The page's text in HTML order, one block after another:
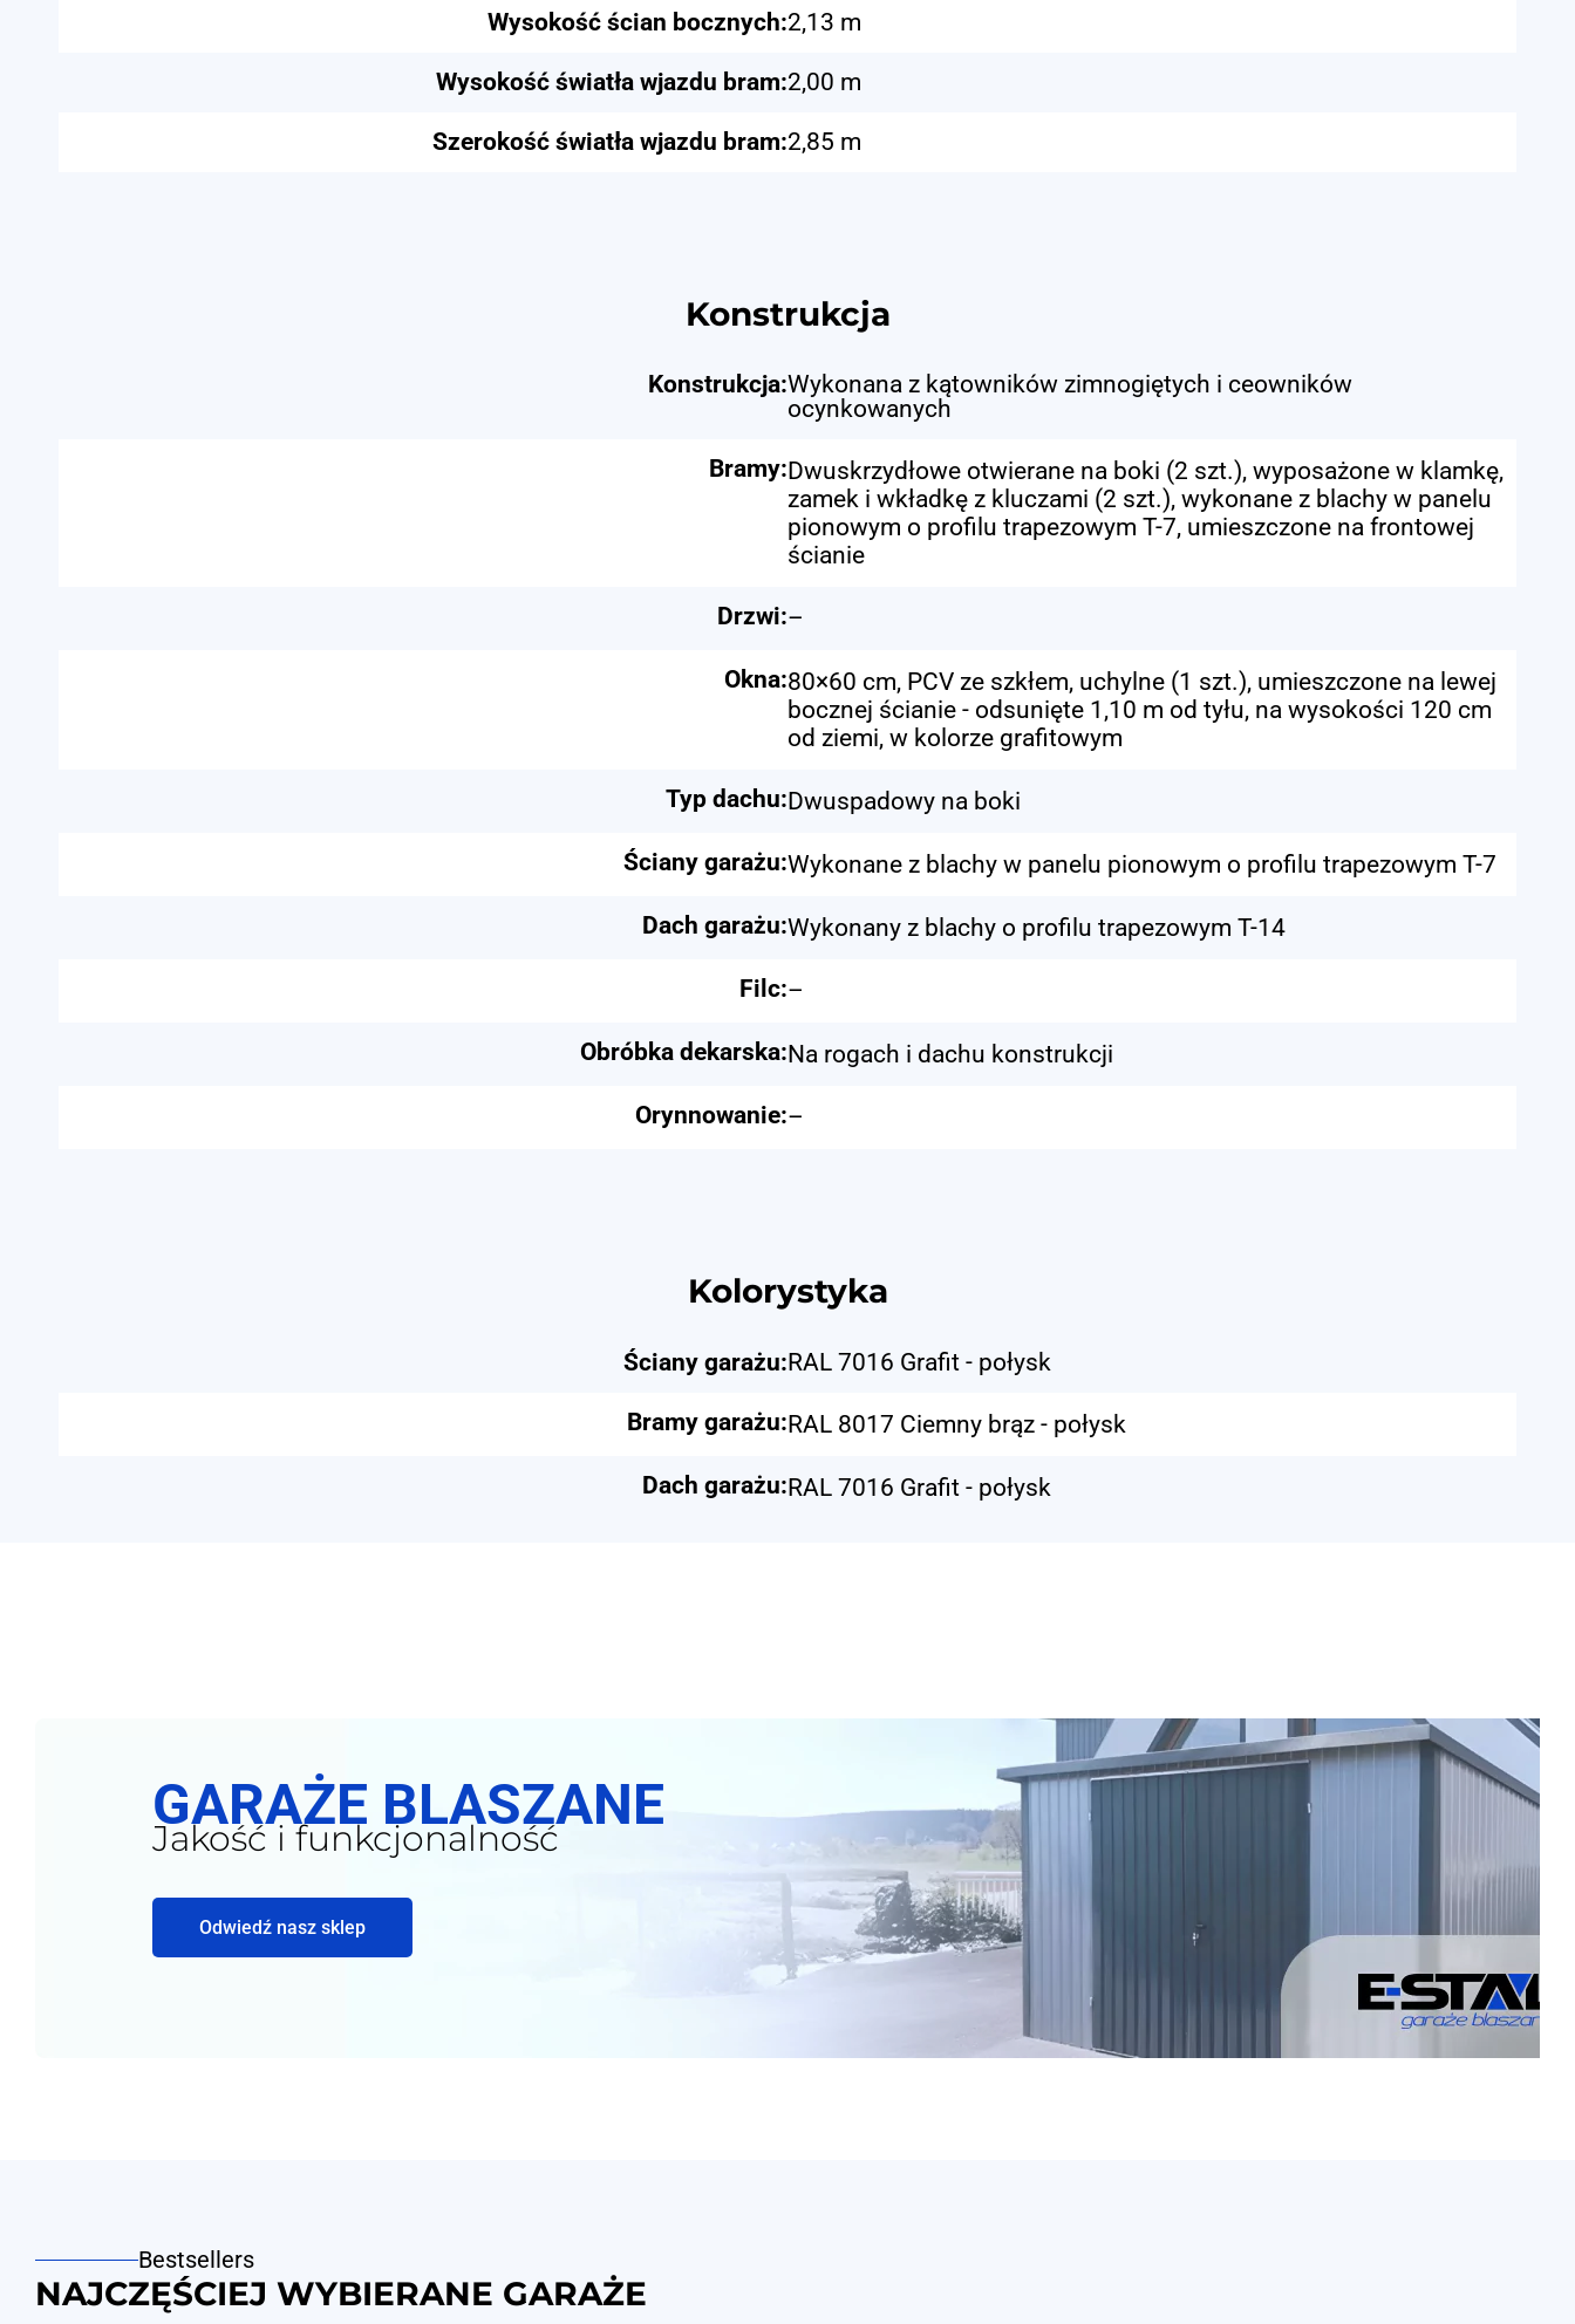
Wysokość ścian bocznych:2,13 m
Wysokość światła wjazdu bram:2,00 m
Szerokość światła wjazdu bram:2,85 m
Konstrukcja
Konstrukcja:Wykonana z kątowników zimnogiętych i ceowników
ocynkowanych
Bramy:Dwuskrzydłowe otwierane na boki (2 szt.), wyposażone w klamkę,
zamek i wkładkę z kluczami (2 szt.), wykonane z blachy w panelu
pionowym o profilu trapezowym T-7, umieszczone na frontowej
ścianie
Drzwi:–
Okna:80×60 cm, PCV ze szkłem, uchylne (1 szt.), umieszczone na lewej
bocznej ścianie - odsunięte 1,10 m od tyłu, na wysokości 120 cm
od ziemi, w kolorze grafitowym
Typ dachu:Dwuspadowy na boki
Ściany garażu:Wykonane z blachy w panelu pionowym o profilu trapezowym T-7
Dach garażu:Wykonany z blachy o profilu trapezowym T-14
Filc:–
Obróbka dekarska:Na rogach i dachu konstrukcji
Orynnowanie:–
Kolorystyka
Ściany garażu:RAL 7016 Grafit - połysk
Bramy garażu:RAL 8017 Ciemny brąz - połysk
Dach garażu:RAL 7016 Grafit - połysk
GARAŻE BLASZANE
Jakość i funkcjonalność
Odwiedź nasz sklep
Bestsellers
NAJCZĘŚCIEJ WYBIERANE GARAŻE